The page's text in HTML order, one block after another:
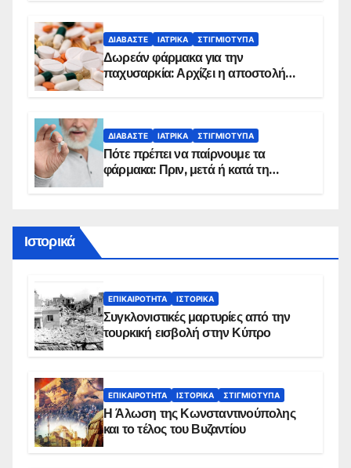
ΔΙΑΒΆΣΤΕ ΙΑΤΡΙΚΆ ΣΤΙΓΜΙΌΤΥΠΑ
Δωρεάν φάρμακα για την
παχυσαρκία: Αρχίζει η αποστολή
ΔΙΑΒΆΣΤΕ ΙΑΤΡΙΚΆ ΣΤΙΓΜΙΌΤΥΠΑ
Πότε πρέπει να παίρνουμε τα
φάρμακα: Πριν, μετά ή κατά τη
Ιστορικά
ΕΠΙΚΑΙΡΌΤΗΤΑ ΙΣΤΟΡΙΚΆ
Συγκλονιστικές μαρτυρίες από την
τουρκική εισβολή στην Κύπρο
ΕΠΙΚΑΙΡΌΤΗΤΑ ΙΣΤΟΡΙΚΆ ΣΤΙΓΜΙΌΤΥΠΑ
Η Άλωση της Κωνσταντινούπολης
και το τέλος του Βυζαντίου